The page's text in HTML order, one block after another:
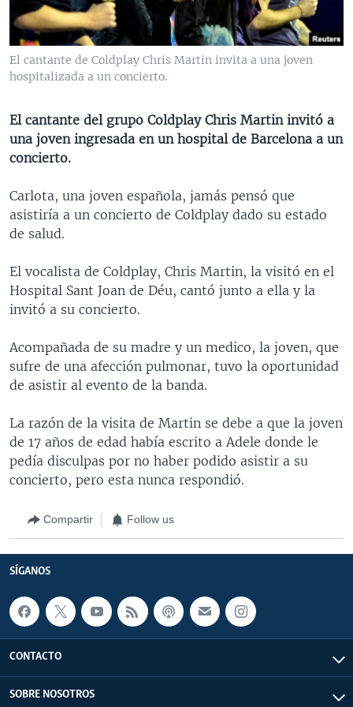
VENEZUELA
BRASIL
NICARAGUA
ECONOMÍA
ENTRETENIMIENTO Y CULTURA
TECNOLOGÍA
CIENCIA Y SALUD
MULTIMEDIA
VIDEOS
FOTOGRAFÍA
PROGRAMAS TV
EL MUNDO AL DÍA
VISIÓN 360
LAS CLAVES
RADIO
AUDIONOTICIAS
BUENOS DÍAS AMÉRICA
EL MUNDO AL DÍA [RADIO]
FORO [RADIO]
DEPORTIVO INTERNACIONAL
NOTA ECONÓMICA
DOCUMENTALES DE LA VOA
SÍGANOS
Idiomas
El cantante de Coldplay Chris Martin invita a una joven
hospitalizada a un concierto.
El cantante del grupo Coldplay Chris Martin invitó a
una joven ingresada en un hospital de Barcelona a un
concierto.
Carlota, una joven española, jamás pensó que
asistiría a un concierto de Coldplay dado su estado
de salud.
El vocalista de Coldplay, Chris Martin, la visitó en el
Hospital Sant Joan de Déu, cantó junto a ella y la
invitó a su concierto.
Acompañada de su madre y un medico, la joven, que
sufre de una afección pulmonar, tuvo la oportunidad
de asistir al evento de la banda.
La razón de la visita de Martin se debe a que la joven
de 17 años de edad había escrito a Adele donde le
pedía disculpas por no haber podido asistir a su
concierto, pero esta nunca respondió.
Compartir Follow us
SÍGANOS
CONTACTO
SOBRE NOSOTROS